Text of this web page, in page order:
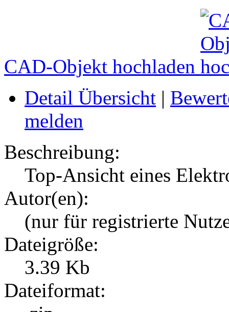
CAD-Objekt hochladen
Detail Übersicht |
melden
Beschreibung:
Top-Ansicht eines
Autor(en):
(nur für registrierte
Dateigröße:
3.39 Kb
Dateiformat: